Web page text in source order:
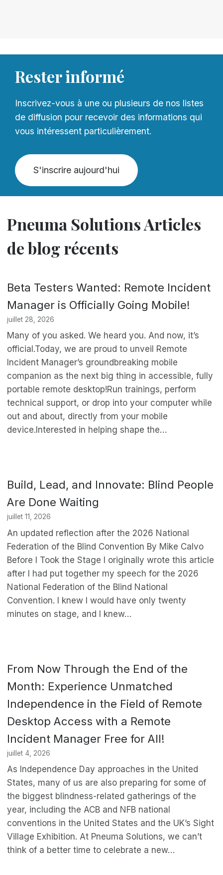
Rester informé
Inscrivez-vous à une ou plusieurs de nos listes
de diffusion pour recevoir des informations qui
vous intéressent particulièrement.
S'inscrire aujourd'hui
Pneuma Solutions Articles
de blog récents
Beta Testers Wanted: Remote Incident
Manager is Officially Going Mobile!
juillet 28, 2026
Many of you asked. We heard you. And now, it’s
official.Today, we are proud to unveil Remote
Incident Manager’s groundbreaking mobile
companion as the next big thing in accessible, fully
portable remote desktop!Run trainings, perform
technical support, or drop into your computer while
out and about, directly from your mobile
device.Interested in helping shape the…
Build, Lead, and Innovate: Blind People
Are Done Waiting
juillet 11, 2026
An updated reflection after the 2026 National
Federation of the Blind Convention By Mike Calvo
Before I Took the Stage I originally wrote this article
after I had put together my speech for the 2026
National Federation of the Blind National
Convention. I knew I would have only twenty
minutes on stage, and I knew…
From Now Through the End of the
Month: Experience Unmatched
Independence in the Field of Remote
Desktop Access with a Remote
Incident Manager Free for All!
juillet 4, 2026
As Independence Day approaches in the United
States, many of us are also preparing for some of
the biggest blindness-related gatherings of the
year, including the ACB and NFB national
conventions in the United States and the UK’s Sight
Village Exhibition. At Pneuma Solutions, we can’t
think of a better time to celebrate a new…